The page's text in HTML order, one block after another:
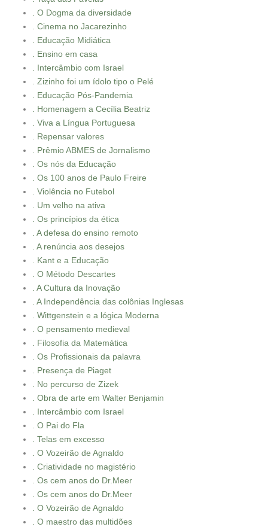
. O Dogma da diversidade
. Cinema no Jacarezinho
. Educação Midiática
. Ensino em casa
. Intercâmbio com Israel
. Zizinho foi um ídolo tipo o Pelé
. Educação Pós-Pandemia
. Homenagem a Cecília Beatriz
. Viva a Língua Portuguesa
. Repensar valores
. Prêmio ABMES de Jornalismo
. Os nós da Educação
. Os 100 anos de Paulo Freire
. Violência no Futebol
. Um velho na ativa
. Os princípios da ética
. A defesa do ensino remoto
. A renúncia aos desejos
. Kant e a Educação
. O Método Descartes
. A Cultura da Inovação
. A Independência das colônias Inglesas
. Wittgenstein e a lógica Moderna
. O pensamento medieval
. Filosofia da Matemática
. Os Profissionais da palavra
. Presença de Piaget
. No percurso de Zizek
. Obra de arte em Walter Benjamin
. Intercâmbio com Israel
. O Pai do Fla
. Telas em excesso
. O Vozeirão de Agnaldo
. Criatividade no magistério
. Os cem anos do Dr.Meer
. Os cem anos do Dr.Meer
. O Vozeirão de Agnaldo
. O maestro das multidões